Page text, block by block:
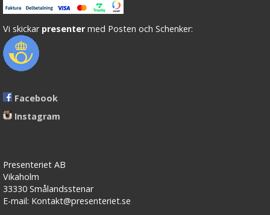
Vi skickar presenter med Posten och Schenker:
Facebook
Instagram
Presenteriet AB
Vikaholm
33330 Smålandsstenar
E-mail: Kontakt@presenteriet.se